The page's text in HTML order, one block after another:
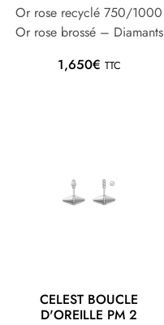
Or rose recyclé 750/1000
Or rose brossé – Diamants
1,650€ TTC
CELEST BOUCLE
D'OREILLE PM 2